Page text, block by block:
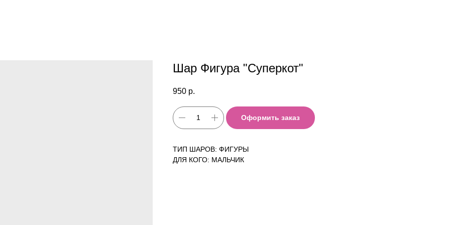
Шар Фигура "Суперкот"
950 р.
Оформить заказ
ТИП ШАРОВ: ФИГУРЫ
ДЛЯ КОГО: МАЛЬЧИК